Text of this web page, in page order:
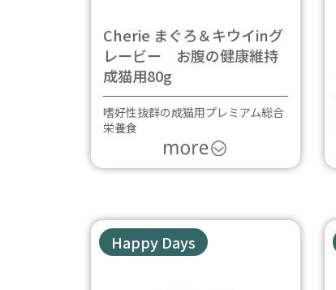
Cherie まぐろ＆キウイinグ
レービー お腹の健康維持
成猫用80g
嗜好性抜群の成猫用プレミアム総合
栄養食
Happy Days